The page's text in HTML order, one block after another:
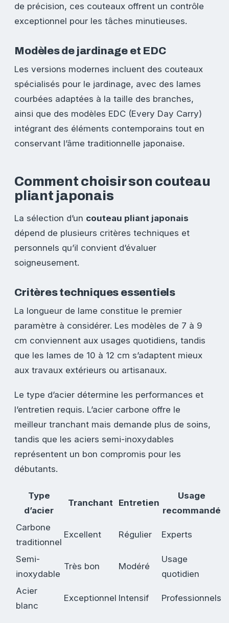
de précision, ces couteaux offrent un contrôle
exceptionnel pour les tâches minutieuses.
Modèles de jardinage et EDC
Les versions modernes incluent des couteaux
spécialisés pour le jardinage, avec des lames
courbées adaptées à la taille des branches,
ainsi que des modèles EDC (Every Day Carry)
intégrant des éléments contemporains tout en
conservant l’âme traditionnelle japonaise.
Comment choisir son couteau
pliant japonais
La sélection d’un couteau pliant japonais
dépend de plusieurs critères techniques et
personnels qu’il convient d’évaluer
soigneusement.
Critères techniques essentiels
La longueur de lame constitue le premier
paramètre à considérer. Les modèles de 7 à 9
cm conviennent aux usages quotidiens, tandis
que les lames de 10 à 12 cm s’adaptent mieux
aux travaux extérieurs ou artisanaux.
Le type d’acier détermine les performances et
l’entretien requis. L’acier carbone offre le
meilleur tranchant mais demande plus de soins,
tandis que les aciers semi-inoxydables
représentent un bon compromis pour les
débutants.
Type
d’acier
Tranchant Entretien
Usage
recommandé
Carbone
traditionnel
Excellent Régulier Experts
Semi-
inoxydable
Très bon Modéré
Usage
quotidien
Acier
blanc
Exceptionnel Intensif Professionnels